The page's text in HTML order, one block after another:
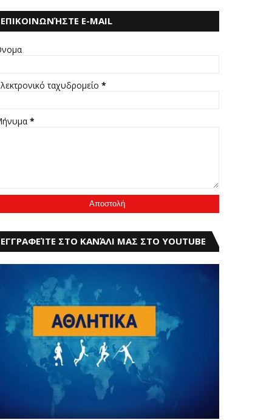
ΕΠΙΚΟΙΝΩΝΉΣΤΕ E-MAIL
ταχυδρομείο *
*
ΕΓΓΡΑΦΕΊΤΕ ΣΤΟ ΚΑΝΆΛΙ ΜΑΣ ΣΤΟ YOUTUBE